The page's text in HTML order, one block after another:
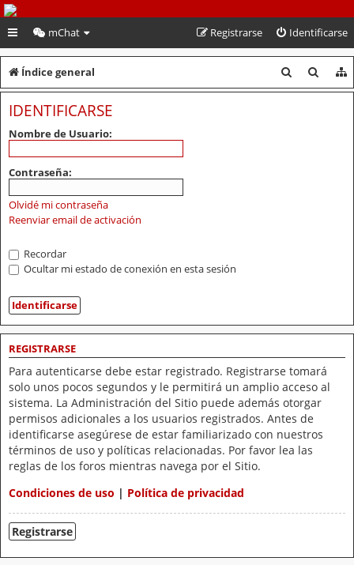
PeruVoley.com
mChat Identificarse
Registrarse
Índice general
u
u
IDENTIFICARSE
Nombre de Usuario:
Contraseña:
Olvidé mi contraseña
Reenviar email de activación
Recordar
Ocultar mi estado de conexión en esta sesión
REGISTRARSE
Para autenticarse debe estar registrado. Registrarse tomará
solo unos pocos segundos y le permitirá un amplio acceso al
sistema. La Administración del Sitio puede además otorgar
permisos adicionales a los usuarios registrados. Antes de
identificarse asegúrese de estar familiarizado con nuestros
términos de uso y políticas relacionadas. Por favor lea las
reglas de los foros mientras navega por el Sitio.
Condiciones de uso | Política de privacidad
Registrarse